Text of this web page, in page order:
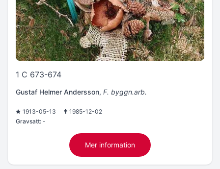
1 C 673-674
Gustaf Helmer Andersson, F. byggn.arb.
1913-05-13
1985-12-02
Gravsatt: -
Mer information